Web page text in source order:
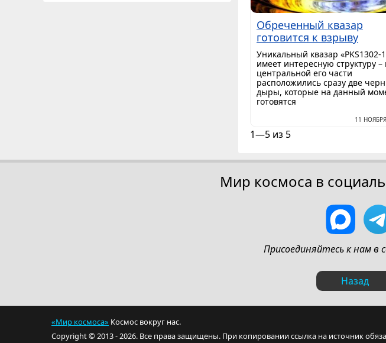
Обреченный квазар
готовится к взрыву
Уникальный квазар «PKS1302-
имеет интересную структуру –
центральной его части
расположились сразу две
дыры, которые на данный
готовятся
11
1—5 из 5
Мир космоса в
Присоединяйтесь к нам в
Назад
«Мир космоса» Космос вокруг нас.
Copyright © 2013 - 2026. Все права защищены. При копировании ссылка на источник